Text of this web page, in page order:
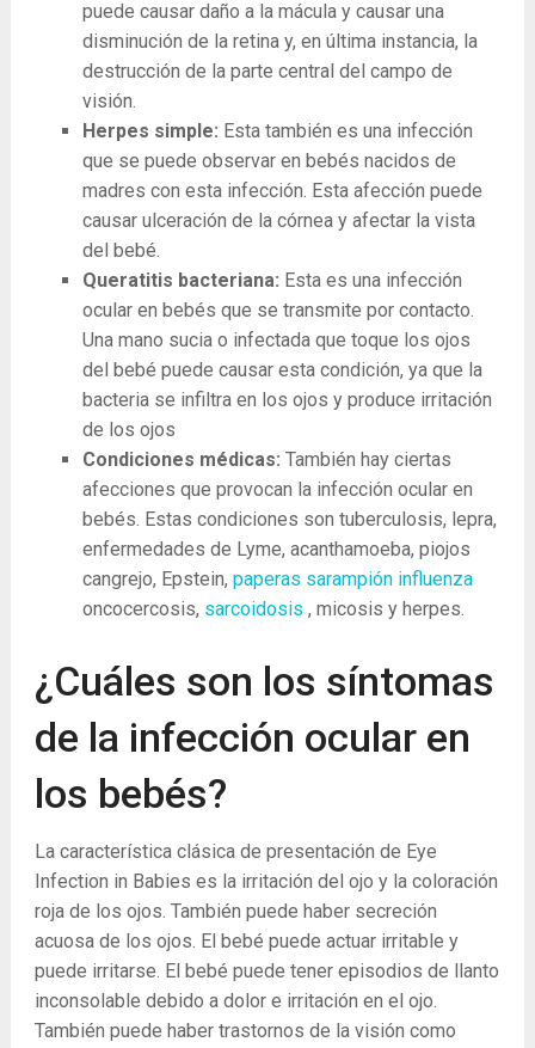
puede causar daño a la mácula y causar una
disminución de la retina y, en última instancia, la
destrucción de la parte central del campo de
visión.
Herpes simple: Esta también es una infección
que se puede observar en bebés nacidos de
madres con esta infección. Esta afección puede
causar ulceración de la córnea y afectar la vista
del bebé.
Queratitis bacteriana: Esta es una infección
ocular en bebés que se transmite por contacto.
Una mano sucia o infectada que toque los ojos
del bebé puede causar esta condición, ya que la
bacteria se infiltra en los ojos y produce irritación
de los ojos
Condiciones médicas: También hay ciertas
afecciones que provocan la infección ocular en
bebés. Estas condiciones son tuberculosis, lepra,
enfermedades de Lyme, acanthamoeba, piojos
cangrejo, Epstein, paperas sarampión influenza
oncocercosis, sarcoidosis , micosis y herpes.
¿Cuáles son los síntomas
de la infección ocular en
los bebés?
La característica clásica de presentación de Eye
Infection in Babies es la irritación del ojo y la coloración
roja de los ojos. También puede haber secreción
acuosa de los ojos. El bebé puede actuar irritable y
puede irritarse. El bebé puede tener episodios de llanto
inconsolable debido a dolor e irritación en el ojo.
También puede haber trastornos de la visión como